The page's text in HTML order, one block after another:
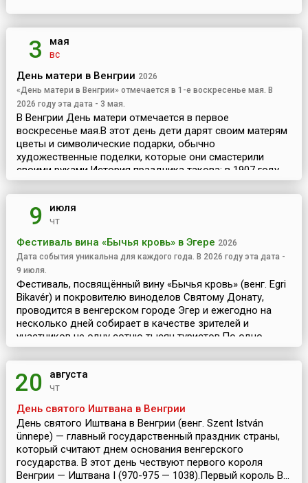
3 мая
вс
День матери в Венгрии 2026
«День матери в Венгрии» отмечается в 1-е воскресенье мая. В
2026 году эта дата - 3 мая.
В Венгрии День матери отмечается в первое
воскресенье мая.В этот день дети дарят своим матерям
цветы и символические подарки, обычно
художественные поделки, которые они смастерили
своими руками.История праздника такова: в 1907 году
молодая ам...
9 июля
чт
Фестиваль вина «Бычья кровь» в Эгере 2026
Дата события уникальна для каждого года. В 2026 году эта дата -
9 июля.
Фестиваль, посвящённый вину «Бычья кровь» (венг. Egri
Bikavér) и покровителю виноделов Святому Донату,
проводится в венгерском городе Эгер и ежегодно на
несколько дней собирает в качестве зрителей и
участников не одну сотню тысяч туристов.По одно...
20 августа
чт
День святого Иштвана в Венгрии
День святого Иштвана в Венгрии (венг. Szent István
ünnepe) — главный государственный праздник страны,
который считают днем основания венгерского
государства. В этот день чествуют первого короля
Венгрии — Иштвана I (970-975 — 1038).Первый король В...